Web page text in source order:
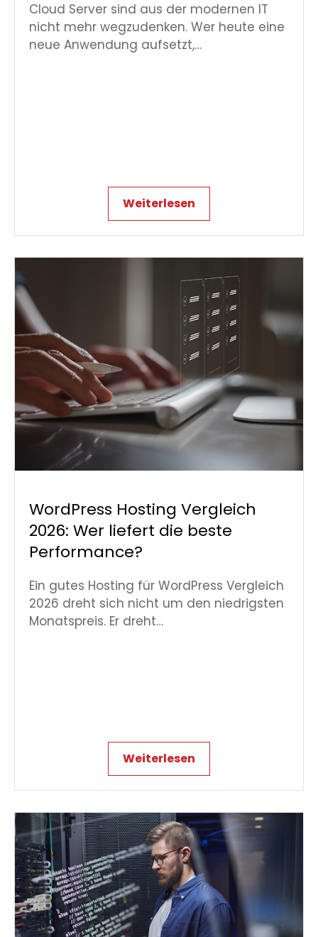
Cloud Server sind aus der modernen IT
nicht mehr wegzudenken. Wer heute eine
neue Anwendung aufsetzt,…
Weiterlesen
WordPress Hosting Vergleich
2026: Wer liefert die beste
Performance?
Ein gutes Hosting für WordPress Vergleich
2026 dreht sich nicht um den niedrigsten
Monatspreis. Er dreht…
Weiterlesen